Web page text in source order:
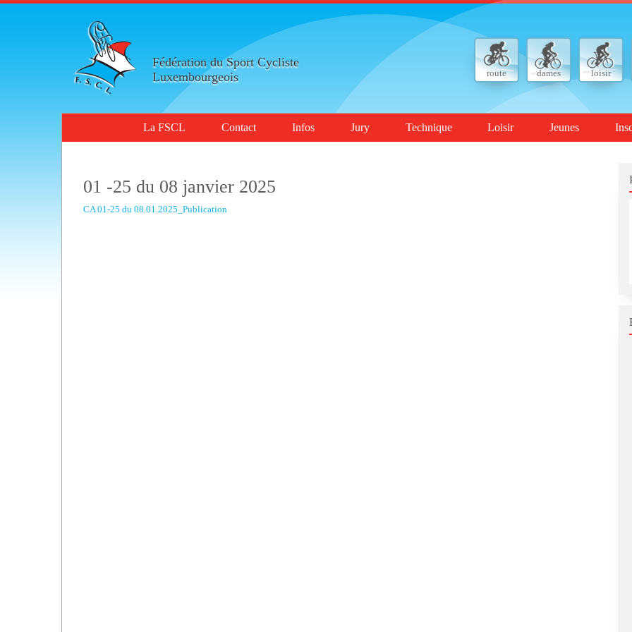
Fédération du Sport Cycliste
Luxembourgeois
route dames loisir
La FSCL Contact Infos Jury Technique Loisir Jeunes
01 -25 du 08 janvier 2025
CA 01-25 du 08.01.2025_Publication